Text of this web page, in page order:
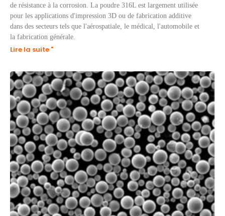
de résistance à la corrosion. La poudre 316L est largement utilisée
pour les applications d'impression 3D ou de fabrication additive
dans des secteurs tels que l'aérospatiale, le médical, l'automobile et
la fabrication générale.
Lire la suite "